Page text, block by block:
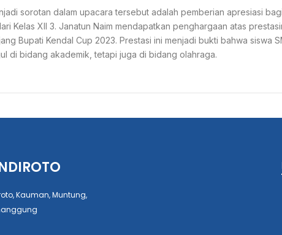
sorotan dalam upacara tersebut adalah pemberian apresiasi
Kelas XII 3. Janatun Naim mendapatkan penghargaan atas
Bupati Kendal Cup 2023. Prestasi ini menjadi bukti bahwa siswa
di bidang akademik, tetapi juga di bidang olahraga.
Kauman, Muntung,